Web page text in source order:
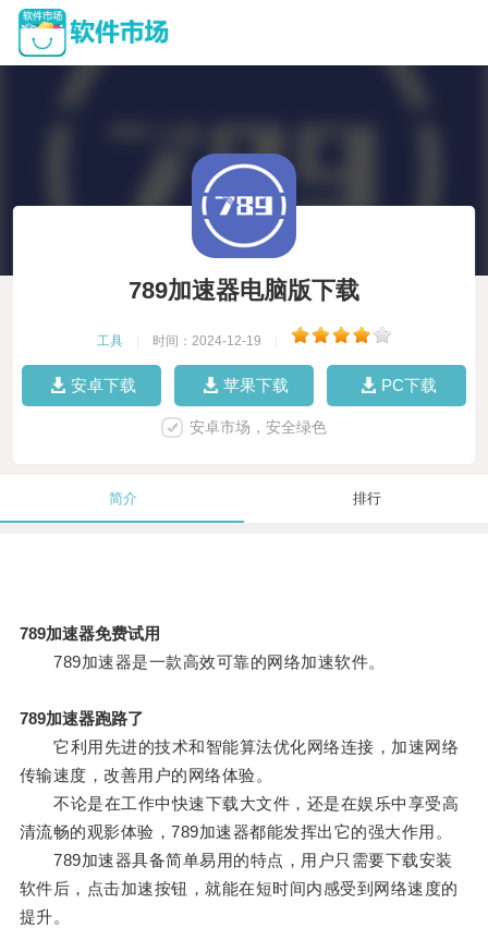
789加速器电脑版下载
工具 时间：2024-12-19
安卓下载 苹果下载 PC下载
安卓市场，安全绿色
简介 排行
789加速器免费试用
789加速器是一款高效可靠的网络加速软件。
789加速器跑路了
它利用先进的技术和智能算法优化网络连接，加速网络
传输速度，改善用户的网络体验。
不论是在工作中快速下载大文件，还是在娱乐中享受高
清流畅的观影体验，789加速器都能发挥出它的强大作用。
789加速器具备简单易用的特点，用户只需要下载安装
软件后，点击加速按钮，就能在短时间内感受到网络速度的
提升。